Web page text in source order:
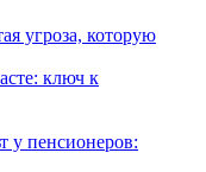
угроза, которую
ключ к
у пенсионеров: